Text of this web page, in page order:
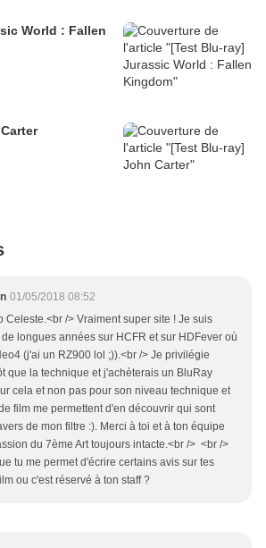
World : Fallen
01/05/2018 08:52
Celeste.<br /> Vraiment super site ! Je suis
longues années sur HCFR et sur HDFever où
(j'ai un RZ900 lol ;)).<br /> Je privilégie
que la technique et j'achèterais un BluRay
cela et non pas pour son niveau technique et
film me permettent d'en découvrir qui sont
de mon filtre :). Merci à toi et à ton équipe
du 7ème Art toujours intacte.<br /> <br />
tu me permet d'écrire certains avis sur tes
ou c'est réservé à ton staff ?